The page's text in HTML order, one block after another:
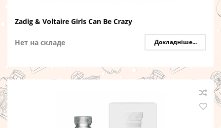
Zadig & Voltaire Girls Can Be Crazy
Нет на складе Докладніше...